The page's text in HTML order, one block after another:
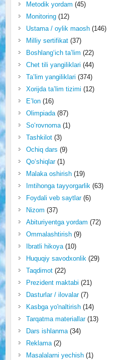
Metodik yordam (45)
Monitoring(12)
Ustama / oylik maosh(146)
Milliy sertifikat(37)
Boshlang‘ich ta’lim (22)
Chet tili yangiliklari (44)
Ta’lim yangiliklari (374)
Xorijda ta’lim tizimi (12)
E’lon(16)
Olimpiada(87)
So‘rovnoma(1)
Tashkilot(3)
Ochiq dars (9)
Qo‘shiqlar(1)
Malaka oshirish(19)
Imtihonga tayyorgarlik(63)
Foydali veb saytlar(6)
Nizom (37)
Abituriyentga yordam (72)
Ommalashtirish(9)
Ibratli hikoya(10)
Huquqiy savodxonlik(29)
Taqdimot(22)
Prezident maktabi (21)
Dasturlar / ilovalar(7)
Kasbga yo'naltirish(14)
Tarqatma materiallar(13)
Dars ishlanma(34)
Reklama(2)
Masalalarni yechish(1)